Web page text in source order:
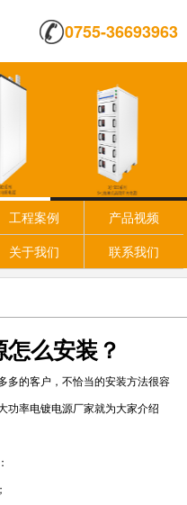
0755-36693963
工程案例
产品视频
关于我们 联系我们
么安装？
多的客户，不恰当的安装方法很容
功率电镀电源厂家就为大家介绍
化和非标准化的...
分为标准化产品和非标准化产
化产品订单批量较大，毛利
金属的电镀工作的时候，经
使用中的常见故...
机子的本身的一些一样状况
一些基本的机器故障，比如
求、高标准，电镀整流器进
代，有直流电镀工艺延伸